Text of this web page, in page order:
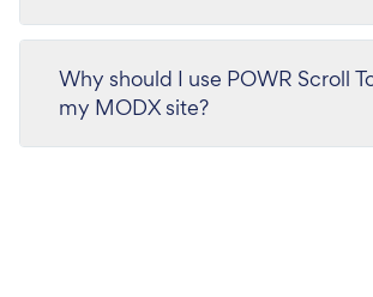
Why should I use POWR Scroll
my MODX site?